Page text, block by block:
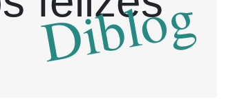
Diblog